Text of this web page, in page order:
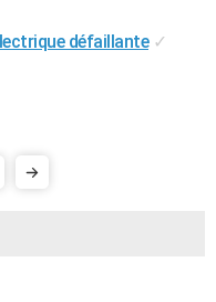
défaillante ✓